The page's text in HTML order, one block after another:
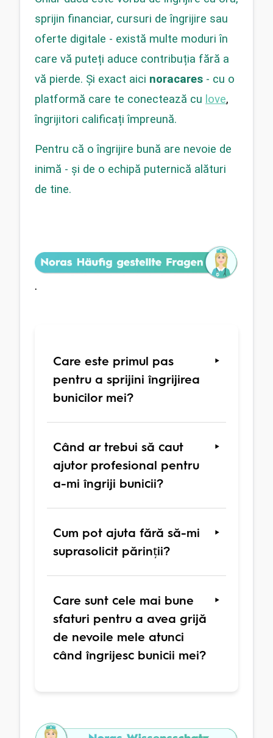
sprijin financiar, cursuri de îngrijire sau
oferte digitale - există multe moduri în
care vă puteți aduce contribuția fără a
vă pierde. Și exact aici noracares - cu o
platformă care te conectează cu love
îngrijitori calificați împreună.
Pentru că o îngrijire bună are nevoie de
inimă - și de o echipă puternică alături
de tine.
.
Care este primul pas
pentru a sprijini îngrijirea
bunicilor mei?
Când ar trebui să caut
ajutor profesional pentru
a-mi îngriji bunicii?
Cum pot ajuta fără să-mi
suprasolicit părinții?
Care sunt cele mai bune
sfaturi pentru a avea grijă
de nevoile mele atunci
când îngrijesc bunicii mei?